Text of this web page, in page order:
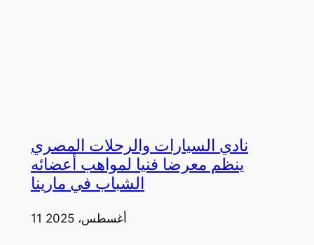
نادي السيارات والرحلات المصري
ينظم معرضا فنيا لمواهب أعضائه
الشباب في مارينا
11 أغسطس، 2025